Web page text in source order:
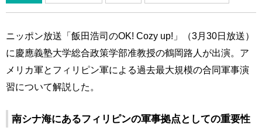
ニッポン放送「飯田浩司のOK! Cozy up!」（3月30日放送）
に慶應義塾大学総合政策学部准教授の鶴岡路人が出演。ア
メリカ軍とフィリピン軍による過去最大規模の合同軍事演
習について解説した。
南シナ海にあるフィリピンの軍事拠点としての重要性